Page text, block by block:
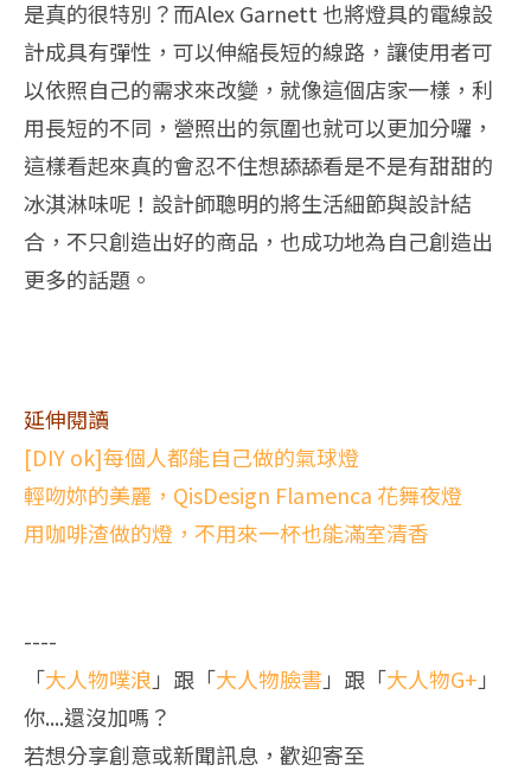
是真的很特別？而Alex Garnett 也將燈具的電線設
計成具有彈性，可以伸縮長短的線路，讓使用者可
以依照自己的需求來改變，就像這個店家一樣，利
用長短的不同，營照出的氛圍也就可以更加分囉，
這樣看起來真的會忍不住想舔舔看是不是有甜甜的
冰淇淋味呢！設計師聰明的將生活細節與設計結
合，不只創造出好的商品，也成功地為自己創造出
更多的話題。
延伸閱讀
[DIY ok]每個人都能自己做的氣球燈
輕吻妳的美麗，QisDesign Flamenca 花舞夜燈
用咖啡渣做的燈，不用來一杯也能滿室清香
----
「大人物噗浪 」跟「大人物臉書」跟「大人物G+ 」
你....還沒加嗎？
若想分享創意或新聞訊息，歡迎寄至